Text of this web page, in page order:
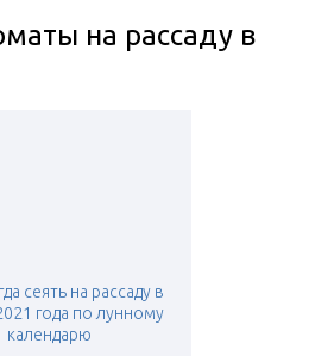
на рассаду в
сеять на рассаду в
года по лунному
календарю